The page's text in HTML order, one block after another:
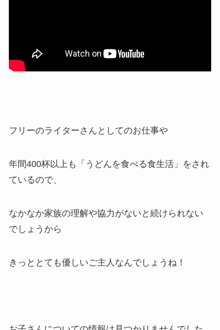
フリーのライターさんとしてのお仕事や
年間400杯以上も「うどんを食べる食生活」をされ
ているので、
なかなか家族の理解や協力がないと続けられない
でしょうから
きっととても優しいご主人なんでしょうね！